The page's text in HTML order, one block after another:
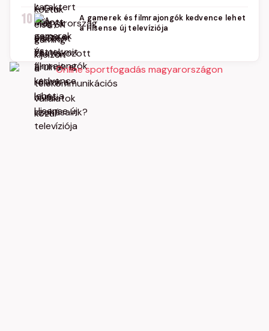
10
A gamerek és filmrajongók kedvence lehet
a Hisense új televíziója